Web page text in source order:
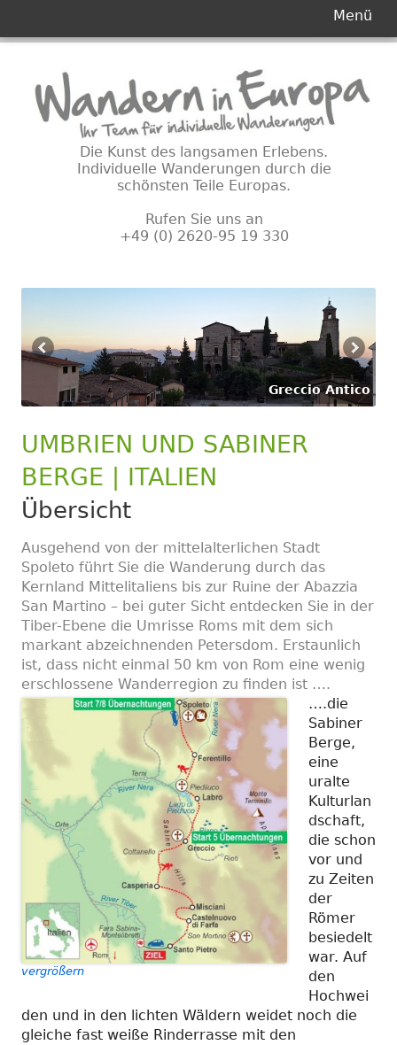
Inhalt
Die Kunst des langsamen Erlebens.
Individuelle Wanderungen durch die
schönsten Teile Europas.
Rufen Sie uns an
+49 (0) 2620-95 19 330
Menü
Greccio Antico
UMBRIEN UND SABINER
BERGE | ITALIEN
Übersicht
Ausgehend von der mittelalterlichen Stadt
Spoleto führt Sie die Wanderung durch das
Kernland Mittelitaliens bis zur Ruine der Abazzia
San Martino – bei guter Sicht entdecken Sie in der
Tiber-Ebene die Umrisse Roms mit dem sich
markant abzeichnenden Petersdom. Erstaunlich
ist, dass nicht einmal 50 km von Rom eine wenig
erschlossene Wanderregion zu finden ist ….
vergrößern
….die
Sabiner
Berge,
eine
uralte
Kulturlan
dschaft,
die schon
vor und
zu Zeiten
der
Römer
besiedelt
war. Auf
den
Hochwei
den und in den lichten Wäldern weidet noch die
gleiche fast weiße Rinderrasse mit den